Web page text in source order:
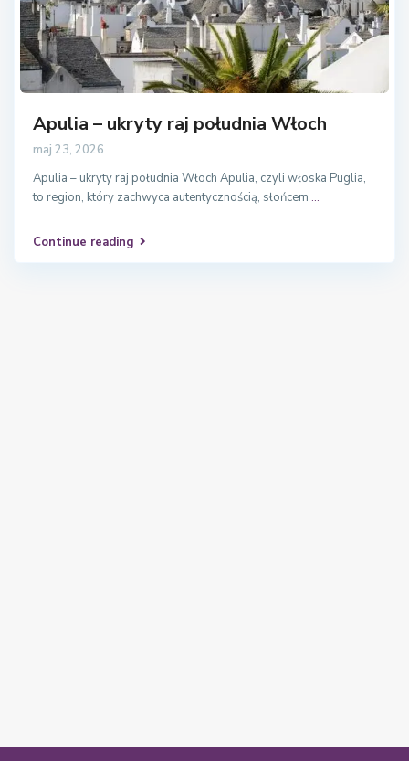
Apulia – ukryty raj południa Włoch
maj 23, 2026
Apulia – ukryty raj południa Włoch Apulia, czyli włoska Puglia,
to region, który zachwyca autentycznością, słońcem ...
Continue reading